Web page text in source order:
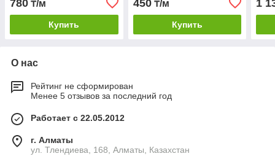
780 ₸/м
Купить
450₸/м
Купить
1
О нас
Рейтинг не сформирован
Менее 5 отзывов за последний год
Работает с 22.05.2012
г. Алматы
ул. Тлендиева, 168, Алматы, Казахстан